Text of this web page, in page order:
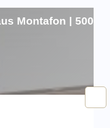
Montafon | 5001